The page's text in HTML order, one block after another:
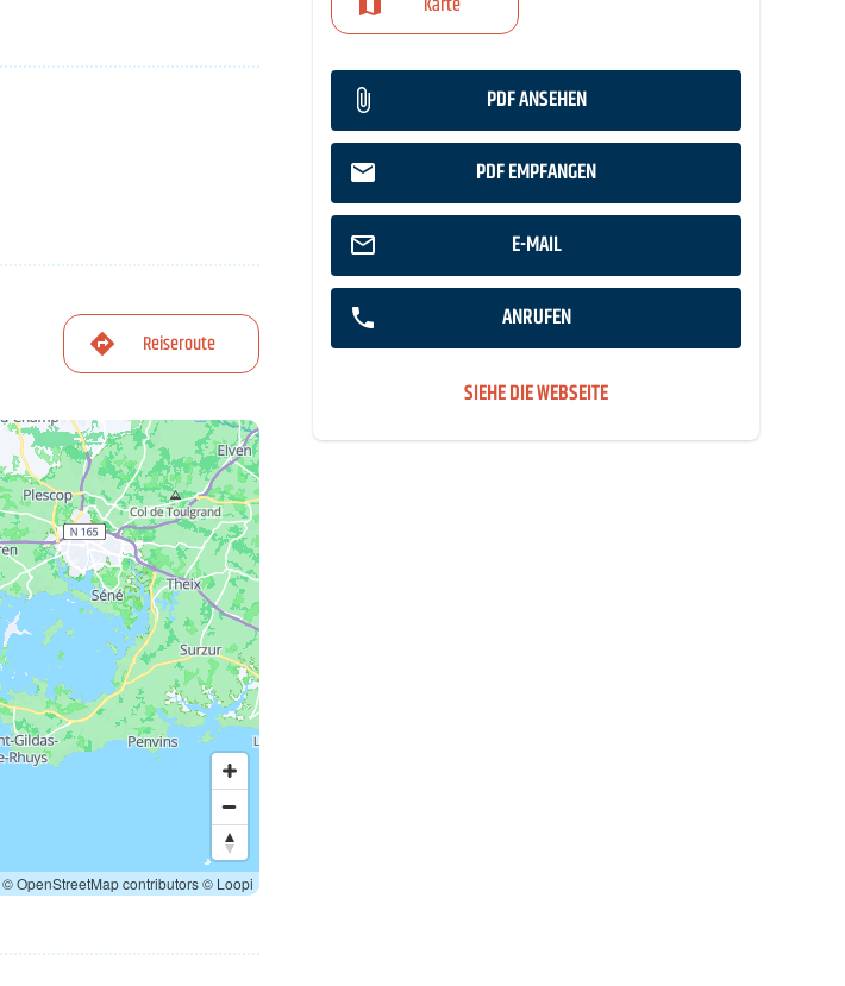
PDF ANSEHEN
PDF EMPFANGEN
E-MAIL
ANRUFEN
SIEHE DIE WEBSEITE
Reiseroute
© OpenStreetMap contributors© Loopi